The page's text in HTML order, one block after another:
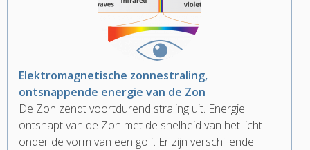
Elektromagnetische zonnestraling,
ontsnappende energie van de Zon
De Zon zendt voortdurend straling uit. Energie
ontsnapt van de Zon met de snelheid van het licht
onder de vorm van een golf. Er zijn verschillende